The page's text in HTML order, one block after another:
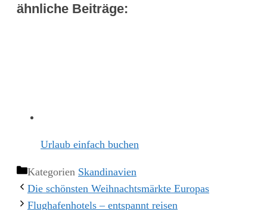
ähnliche Beiträge:
Urlaub einfach buchen
Kategorien Skandinavien
Die schönsten Weihnachtsmärkte Europas
Flughafenhotels – entspannt reisen